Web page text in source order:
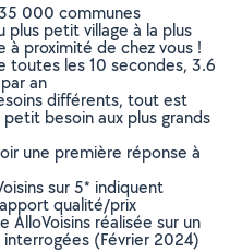
000 communes
plus petit village à la plus
à proximité de chez vous !
toutes les 10 secondes, 3.6
an
différents, tout est
besoin aux plus grands
une première réponse à
sur 5* indiquent
qualité/prix
AlloVoisins réalisée sur un
(Février 2024)